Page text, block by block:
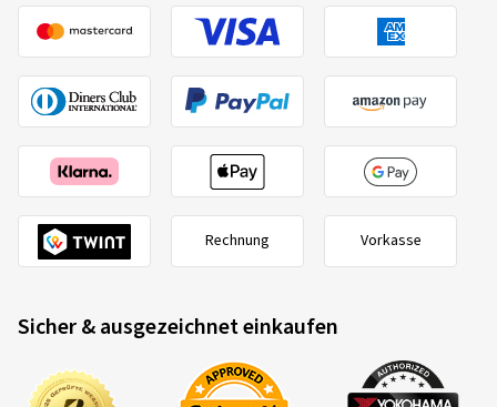
Rechnung Vorkasse
Sicher & ausgezeichnet einkaufen